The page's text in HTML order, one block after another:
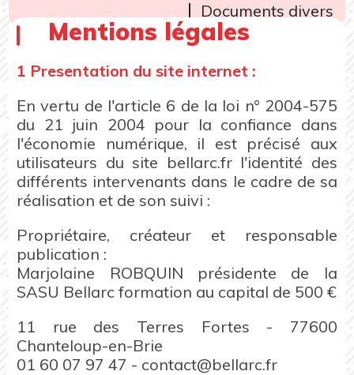
Documents divers
Mentions légales
1 Presentation du site internet :
En vertu de l'article 6 de la loi n° 2004-575
du 21 juin 2004 pour la confiance dans
l'économie numérique, il est précisé aux
utilisateurs du site bellarc.fr l'identité des
différents intervenants dans le cadre de sa
réalisation et de son suivi :
Propriétaire, créateur et responsable
publication :
Marjolaine ROBQUIN présidente de la
SASU Bellarc formation au capital de 500 €
11 rue des Terres Fortes - 77600
Chanteloup-en-Brie
01 60 07 97 47 - contact@bellarc.fr